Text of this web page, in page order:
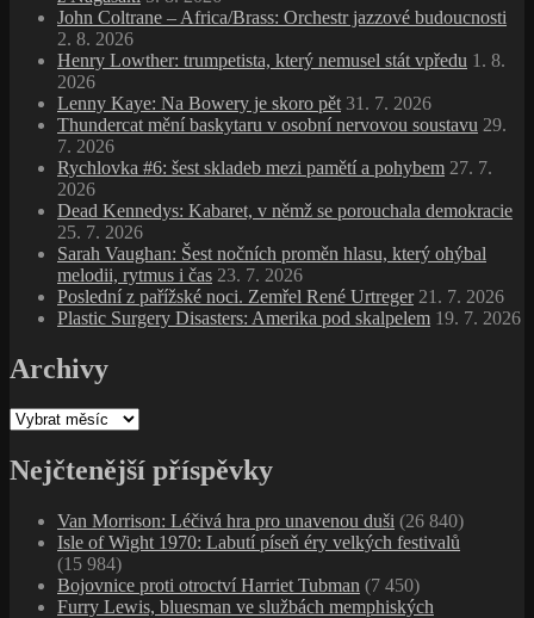
John Coltrane – Africa/Brass: Orchestr jazzové budoucnosti
2. 8. 2026
Henry Lowther: trumpetista, který nemusel stát vpředu 1. 8.
2026
Lenny Kaye: Na Bowery je skoro pět 31. 7. 2026
Thundercat mění baskytaru v osobní nervovou soustavu 29.
7. 2026
Rychlovka #6: šest skladeb mezi pamětí a pohybem 27. 7.
2026
Dead Kennedys: Kabaret, v němž se porouchala demokracie
25. 7. 2026
Sarah Vaughan: Šest nočních proměn hlasu, který ohýbal
melodii, rytmus i čas 23. 7. 2026
Poslední z pařížské noci. Zemřel René Urtreger 21. 7. 2026
Plastic Surgery Disasters: Amerika pod skalpelem 19. 7. 2026
Archivy
Archivy
Nejčtenější příspěvky
Van Morrison: Léčivá hra pro unavenou duši (26 840)
Isle of Wight 1970: Labutí píseň éry velkých festivalů
(15 984)
Bojovnice proti otroctví Harriet Tubman (7 450)
Furry Lewis, bluesman ve službách memphiských